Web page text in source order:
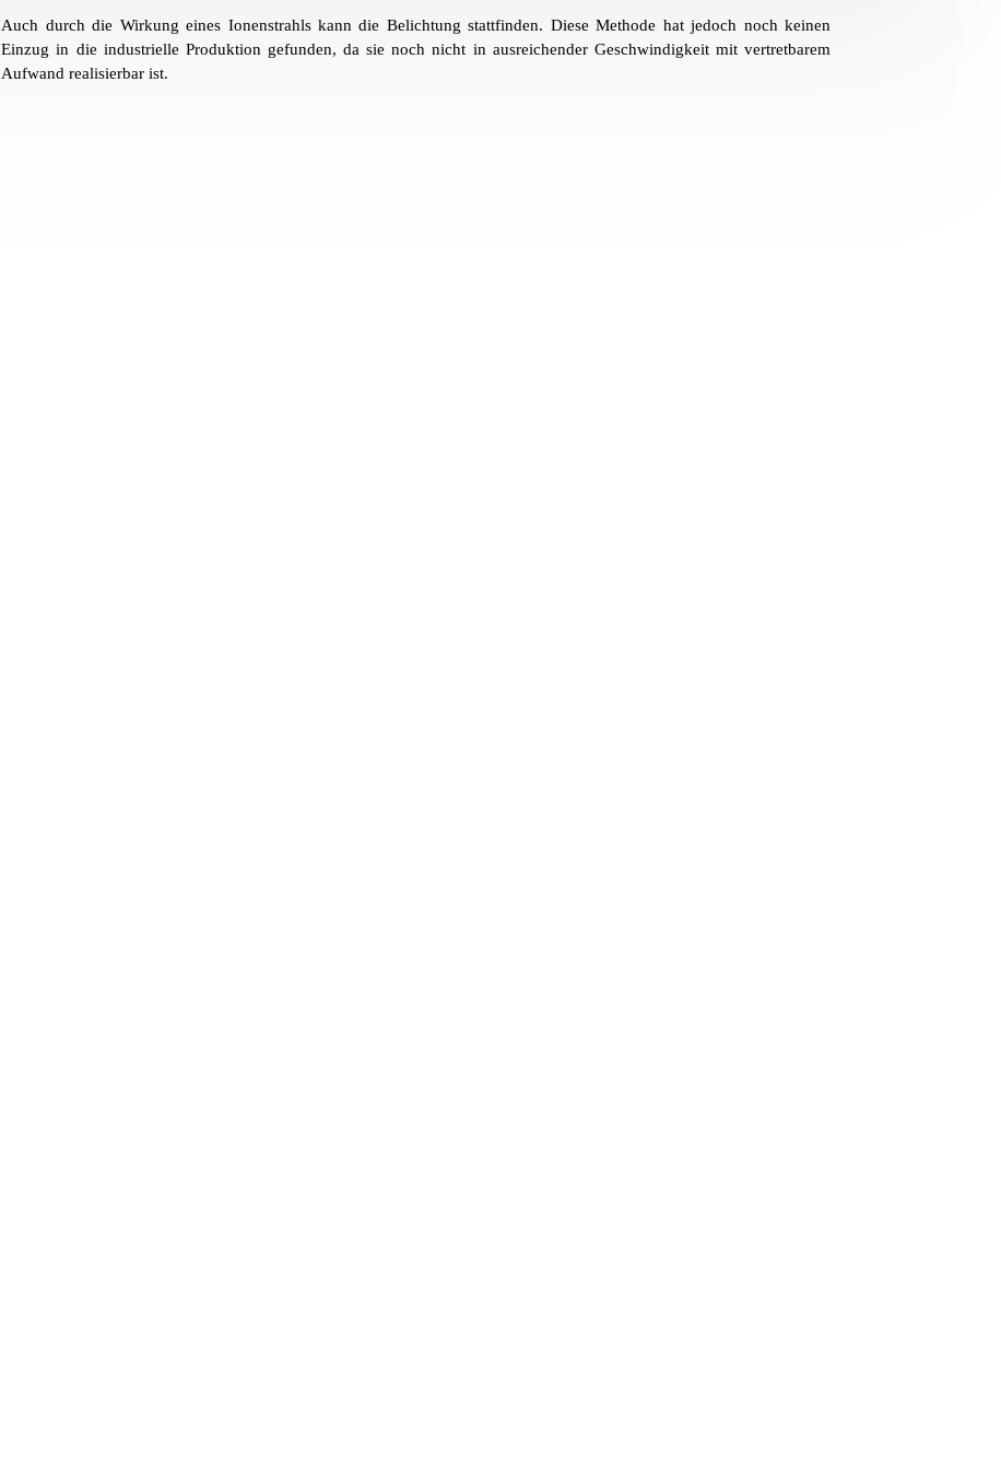
Auch durch die Wirkung eines Ionenstrahls kann die Belichtung stattfinden. Diese Methode hat jedoch noch keinen
Einzug in die industrielle Produktion gefunden, da sie noch nicht in ausreichender Geschwindigkeit mit vertretbarem
Aufwand realisierbar ist.